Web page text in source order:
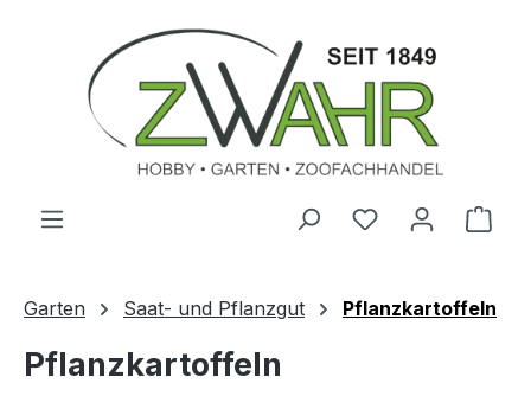
Zum Hauptinhalt springen
Garten Saat- und Pflanzgut Pflanzkartoffeln
Pflanzkartoffeln